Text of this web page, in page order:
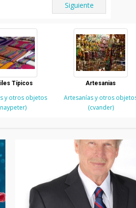
Siguiente
Típicos
y otros objetos
Artesanias
Artesanías y otros
(cvander)